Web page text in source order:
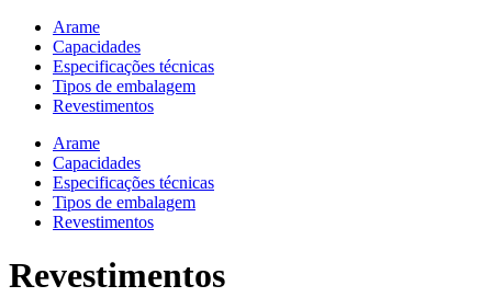
Arame
Capacidades
Especificações técnicas
Tipos de embalagem
Revestimentos
Arame
Capacidades
Especificações técnicas
Tipos de embalagem
Revestimentos
Revestimentos